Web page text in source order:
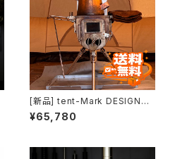
[新品] tent-Mark DESIGNS
ウッドストーブサイドビュー M(7
6mm)(収納ケース付き) (curre
¥65,780